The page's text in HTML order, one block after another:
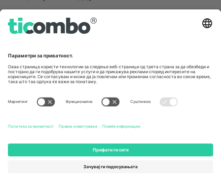
Germany
Unter den Linden 24, 10117
167 City Road, London, Greater
United States
131 Continental Dr, Suite 305,
Newark, Delaware 19713, United
States
Switzerland
Engelberg, Switzerland
Bulgaria
Regus Sofia City West, bul
United Arab Emirates
UAE Dubai Silicon Oasis, DDP
Building A1, Office 302, Dubai,